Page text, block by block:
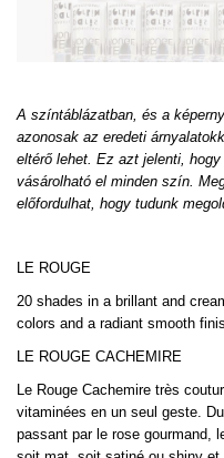
A színtáblázatban, és a
azonosak az eredeti
eltérő lehet. Ez azt jelenti,
vásárolható el minden szín.
előfordulhat, hogy tudunk
LE ROUGE
20 shades in a brillant and
colors and a radiant smooth
LE ROUGE CACHEMIRE
Le Rouge Cachemire très
vitaminées en un seul geste.
passant par le rose gourmand,